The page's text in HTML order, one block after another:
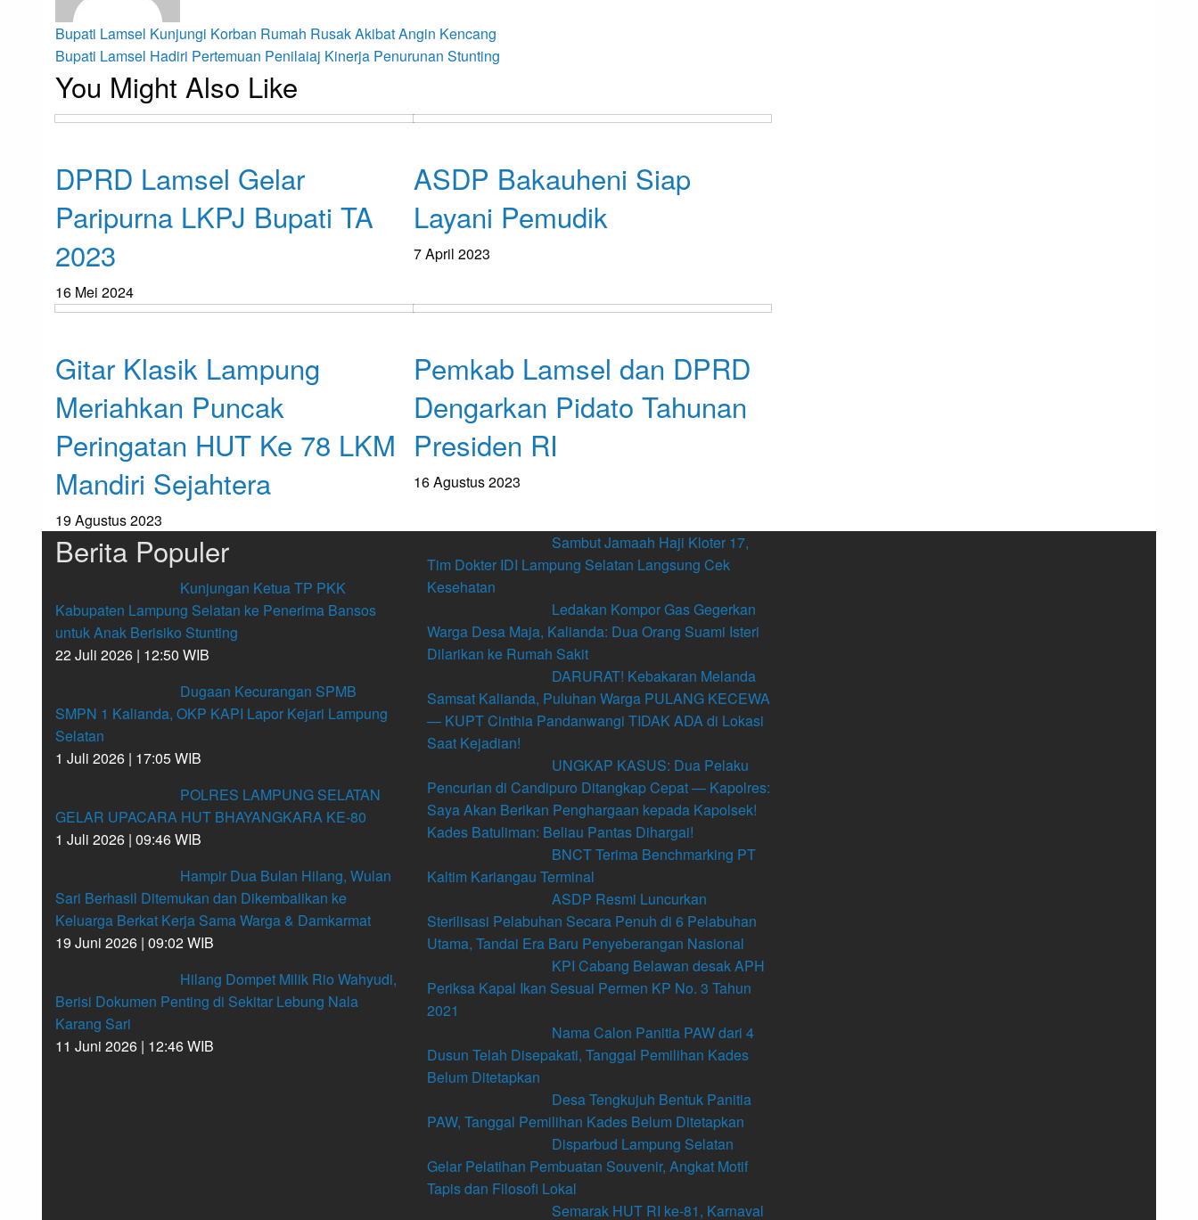
Navigasi
pos
Previous
Post
Bupati Lamsel Kunjungi Korban Rumah Rusak Akibat Angin Kencang
Next
Post
Bupati Lamsel Hadiri Pertemuan Penilaiaj Kinerja Penurunan Stunting
You Might Also Like
DPRD Lamsel Gelar
Paripurna LKPJ Bupati TA
2023
16 Mei 2024
ASDP Bakauheni Siap
Layani Pemudik
7 April 2023
Gitar Klasik Lampung
Meriahkan Puncak
Peringatan HUT Ke 78 LKM
Mandiri Sejahtera
19 Agustus 2023
Pemkab Lamsel dan DPRD
Dengarkan Pidato Tahunan
Presiden RI
16 Agustus 2023
Berita Populer
Kunjungan Ketua TP PKK
Kabupaten Lampung Selatan ke Penerima Bansos
untuk Anak Berisiko Stunting
22 Juli 2026 | 12:50 WIB
Dugaan Kecurangan SPMB
SMPN 1 Kalianda, OKP KAPI Lapor Kejari Lampung
Selatan
1 Juli 2026 | 17:05 WIB
POLRES LAMPUNG SELATAN
GELAR UPACARA HUT BHAYANGKARA KE-80
1 Juli 2026 | 09:46 WIB
Hampir Dua Bulan Hilang, Wulan
Sari Berhasil Ditemukan dan Dikembalikan ke
Keluarga Berkat Kerja Sama Warga & Damkarmat
19 Juni 2026 | 09:02 WIB
Hilang Dompet Milik Rio Wahyudi,
Berisi Dokumen Penting di Sekitar Lebung Nala
Karang Sari
11 Juni 2026 | 12:46 WIB
Sambut Jamaah Haji Kloter 17,
Tim Dokter IDI Lampung Selatan Langsung Cek
Kesehatan
Ledakan Kompor Gas Gegerkan
Warga Desa Maja, Kalianda: Dua Orang Suami Isteri
Dilarikan ke Rumah Sakit
DARURAT! Kebakaran Melanda
Samsat Kalianda, Puluhan Warga PULANG KECEWA
— KUPT Cinthia Pandanwangi TIDAK ADA di Lokasi
Saat Kejadian!
UNGKAP KASUS: Dua Pelaku
Pencurian di Candipuro Ditangkap Cepat — Kapolres:
Saya Akan Berikan Penghargaan kepada Kapolsek!
Kades Batuliman: Beliau Pantas Dihargai!
BNCT Terima Benchmarking PT
Kaltim Kariangau Terminal
ASDP Resmi Luncurkan
Sterilisasi Pelabuhan Secara Penuh di 6 Pelabuhan
Utama, Tandai Era Baru Penyeberangan Nasional
KPI Cabang Belawan desak APH
Periksa Kapal Ikan Sesuai Permen KP No. 3 Tahun
2021
Nama Calon Panitia PAW dari 4
Dusun Telah Disepakati, Tanggal Pemilihan Kades
Belum Ditetapkan
Desa Tengkujuh Bentuk Panitia
PAW, Tanggal Pemilihan Kades Belum Ditetapkan
Disparbud Lampung Selatan
Gelar Pelatihan Pembuatan Souvenir, Angkat Motif
Tapis dan Filosofi Lokal
Semarak HUT RI ke-81, Karnaval